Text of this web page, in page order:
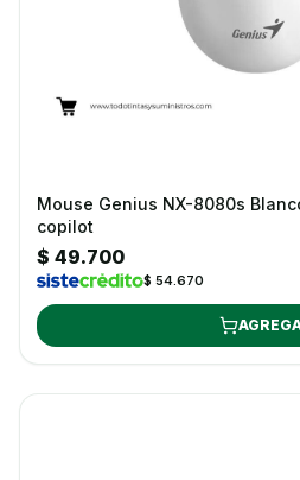
Mouse Genius NX-8080s
copilot
$ 49.700
$ 54.670